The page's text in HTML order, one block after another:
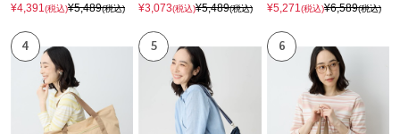
¥4,391 (税込)¥5,489(税込)
¥3,073(税込)¥5,489(税込)
¥5,271 (税込)¥6,589(税込)
4 5 6